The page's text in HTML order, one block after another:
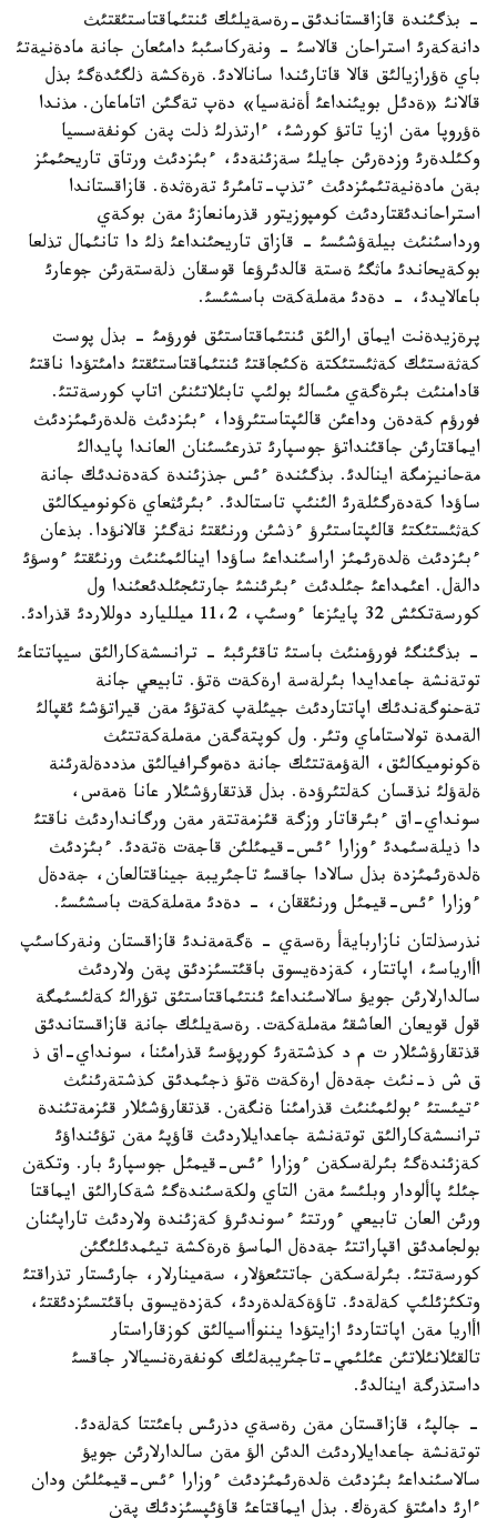
- بذگئندة قازاقستاندئق-رةسةيلئك ئنتئماقتاستئقتئث
دانةكةرئ استراحان قالاسئ - ونةركاسئبئ دامئعان جانة مادةنيةتئ
باي ةؤرازيالئق قالا قاتارئندا سانالادئ. ةرةكشة ذلگئدةگئ بذل
قالانئ «ةدئل بويئنداعئ أةنةسيا» دةپ تةگئن اتاماعان. مذندا
ةؤروپا مةن ازيا تاتؤ كورشئ، ءارتذرلئ ذلت پةن كونفةسسيا
وكئلدةرئ وزدةرئن جايلئ سةزئنةدئ، ءبئزدئث ورتاق تاريحئمئز
بةن مادةنيةتئمئزدئث ءتذپ-تامئرئ تةرةثدة. قازاقستاندا
استراحاندئقتاردئث كومپوزيتور قذرمانعازئ مةن بوكةي
ورداسئنئث بيلةؤشئسئ - قازاق تاريحئنداعئ ذلئ دا تانئمال تذلعا
بوكةيحاندئ ماثگئ ةستة قالدئرؤعا قوسقان ذلةستةرئن جوعارئ
باعالايدئ، - دةدئ مةملةكةت باسشئسئ.
پرةزيدةنت ايماق ارالئق ئنتئماقتاستئق فورؤمئ - بذل پوست
كةثةستئك كةثئستئكتة ةكئجاقتئ ئنتئماقتاستئقتئ دامئتؤدا ناقتئ
قادامنئث بئرةگةي مئسالئ بولئپ تابئلاتئنئن اتاپ كورسةتتئ.
فورؤم كةدةن وداعئن قالئپتاستئرؤدا، ءبئزدئث ةلدةرئمئزدئث
ايماقتارئن جاقئنداتؤ جوسپارئ تذرعئسئنان العاندا پايدالئ
مةحانيزمگة اينالدئ. بذگئندة ءئس جذزئندة كةدةندئك جانة
ساؤدا كةدةرگئلةرئ الئنئپ تاستالدئ. ءبئرئثعاي ةكونوميكالئق
كةثئستئكتئ قالئپتاستئرؤ ءذشئن ورنئقتئ نةگئز قالانؤدا. بذعان
ءبئزدئث ةلدةرئمئز اراسئنداعئ ساؤدا اينالئمئنئث ورنئقتئ ءوسؤئ
دالةل. اعئمداعئ جئلدئث ءبئرئنشئ جارتئجئلدئعئندا ول
كورسةتكئش 32 پايئزعا ءوسئپ، 11،2 ميلليارد دوللاردئ قذرادئ.
- بذگئنگئ فورؤمنئث باستئ تاقئرئبئ - ترانسشةكارالئق سيپاتتاعئ
توتةنشة جاعدايدا بئرلةسة ارةكةت ةتؤ. تابيعي جانة
تةحنوگةندئك اپاتتاردئث جيئلةپ كةتؤئ مةن قيراتؤشئ ئقپالئ
الةمدة تولاستاماي وتئر. ول كوپتةگةن مةملةكةتتئث
ةكونوميكالئق، الةؤمةتتئك جانة دةموگرافيالئق مذددةلةرئنة
ةلةؤلئ نذقسان كةلتئرؤدة. بذل قذتقارؤشئلار عانا ةمةس،
سونداي-اق ءبئرقاتار وزگة قئزمةتتةر مةن ورگانداردئث ناقتئ
دا ذيلةسئمدئ ءوزارا ءئس-قيمئلئن قاجةت ةتةدئ. ءبئزدئث
ةلدةرئمئزدة بذل سالادا جاقسئ تاجئريبة جيناقتالعان، جةدةل
ءوزارا ءئس-قيمئل ورنئققان، - دةدئ مةملةكةت باسشئسئ.
نذرسذلتان نازاربايةأ رةسةي - ةگةمةندئ قازاقستان ونةركاسئپ
اأارياسئ، اپاتتار، كةزدةيسوق باقئتسئزدئق پةن ولاردئث
سالدارلارئن جويؤ سالاسئنداعئ ئنتئماقتاستئق تؤرالئ كةلئسئمگة
قول قويعان العاشقئ مةملةكةت. رةسةيلئك جانة قازاقستاندئق
قذتقارؤشئلار ت م د كذشتةرئ كورپؤسئ قذرامئنا، سونداي-اق ذ
ق ش ذ-نئث جةدةل ارةكةت ةتؤ ذجئمدئق كذشتةرئنئث
ءتيئستئ ءبولئمئنئث قذرامئنا ةنگةن. قذتقارؤشئلار قئزمةتئندة
ترانسشةكارالئق توتةنشة جاعدايلاردئث قاؤپئ مةن تؤئنداؤئ
كةزئندةگئ بئرلةسكةن ءوزارا ءئس-قيمئل جوسپارئ بار. وتكةن
جئلئ پاألودار وبلئسئ مةن التاي ولكةسئندةگئ شةكارالئق ايماقتا
ورئن العان تابيعي ءورتتئ ءسوندئرؤ كةزئندة ولاردئث تاراپئنان
بولجامدئق اقپاراتتئ جةدةل الماسؤ ةرةكشة تيئمدئلئگئن
كورسةتتئ. بئرلةسكةن جاتتئعؤلار، سةمينارلار، جارئستار تذراقتئ
وتكئزئلئپ كةلةدئ. تاؤةكةلدةردئ، كةزدةيسوق باقئتسئزدئقتئ،
اأاريا مةن اپاتتاردئ ازايتؤدا يننوأاسيالئق كوزقاراستار
تالقئلانئلاتئن عئلئمي-تاجئريبةلئك كونفةرةنسيالار جاقسئ
داستذرگة اينالدئ.
- جالپئ، قازاقستان مةن رةسةي دذرئس باعئتتا كةلةدئ.
توتةنشة جاعدايلاردئث الدئن الؤ مةن سالدارلارئن جويؤ
سالاسئنداعئ بئزدئث ةلدةرئمئزدئث ءوزارا ءئس-قيمئلئن ودان
ءارئ دامئتؤ كةرةك. بذل ايماقتاعئ قاؤئپسئزدئك پةن